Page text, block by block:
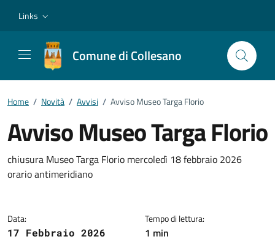
Links
Comune di Collesano
Home / Novità / Avvisi / Avviso Museo Targa Florio
Avviso Museo Targa Florio
Dettagli della notizia
chiusura Museo Targa Florio mercoledì 18 febbraio 2026
orario antimeridiano
Data:
17 Febbraio 2026
Tempo di lettura:
1 min